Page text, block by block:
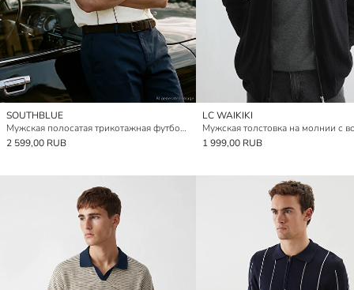
SOUTHBLUE
Мужская полосатая трикотажная футболка с воротником-поло
2 599,00 RUB
LC WAIKIKI
1 999,00 RUB